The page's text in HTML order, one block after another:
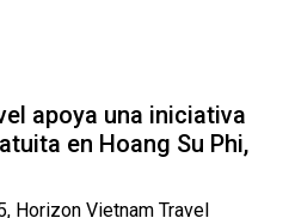
apoya una iniciativa
en Hoang Su Phi,
Horizon Vietnam Travel